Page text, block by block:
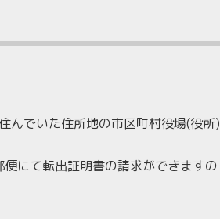
んでいた住所地の市区町村役場(役所)
にて転出証明書の請求ができますの